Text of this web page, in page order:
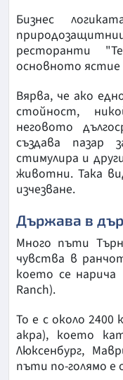
Бизнес
ресторанти
основното ястие
Вярва, че ако
стойност,
неговото
създава
стимулира и
животни. Така
изчезване.
Държава в
Много пъти
чувства в
което се нарича
Ranch).
То е с около
акра), което
Люксенбург,
пъти по-голямо е